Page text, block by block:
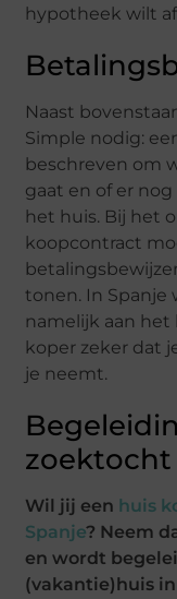
hypotheek wilt
Naast
Simple nodig:
beschreven om
gaat en of er
het huis. Bij het
koopcontract
tonen. In Spanje
namelijk aan het
koper zeker dat
je neemt.
zoektocht
Wil jij een huis
Spanje? Neem
en wordt
(vakantie)huis